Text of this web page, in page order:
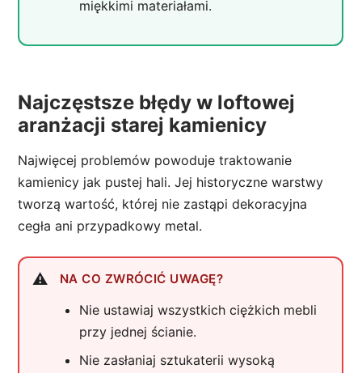
miękkimi materiałami.
Najczęstsze błędy w loftowej
aranżacji starej kamienicy
Najwięcej problemów powoduje traktowanie
kamienicy jak pustej hali. Jej historyczne warstwy
tworzą wartość, której nie zastąpi dekoracyjna
cegła ani przypadkowy metal.
NA CO ZWRÓCIĆ UWAGĘ?
Nie ustawiaj wszystkich ciężkich mebli
przy jednej ścianie.
Nie zasłaniaj sztukaterii wysoką